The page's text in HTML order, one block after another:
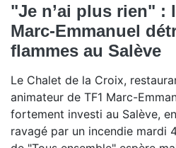
"Je n’ai plus rien" :
Marc-Emmanuel
flammes au Salève
Le Chalet de la Croix,
animateur de TF1 Marc-
fortement investi au Salève,
ravagé par un incendie mardi